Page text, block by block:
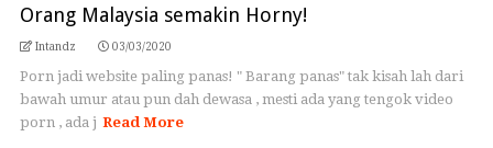
Orang Malaysia semakin Horny!
Intandz 03/03/2020
Porn jadi website paling panas! " Barang panas" tak kisah lah dari
bawah umur atau pun dah dewasa , mesti ada yang tengok video
porn , ada j Read More